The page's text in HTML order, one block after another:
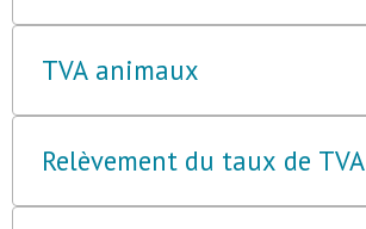
TVA animaux
Relèvement du taux de TVA